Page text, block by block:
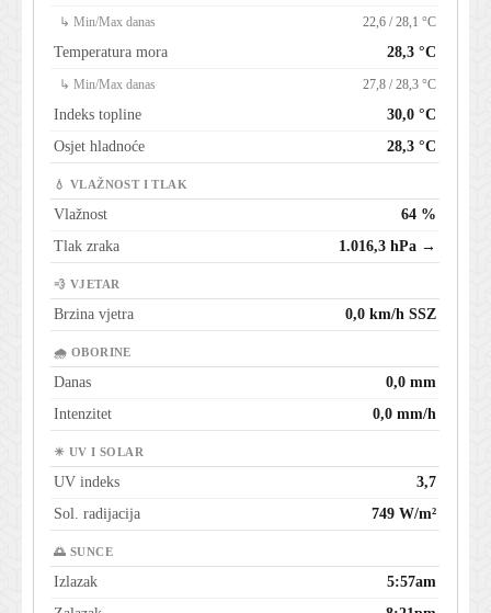
↳ Min/Max danas 22,6 / 28,1 °C
Temperatura mora 28,3 °C
↳ Min/Max danas 27,8 / 28,3 °C
Indeks topline
30,0 °C
Osjet hladnoće
28,3 °C
💧 VLAŽNOST I TLAK
Vlažnost
64 %
Tlak zraka
1.016,3 hPa →
💨 VJETAR
Brzina vjetra 0,0 km/h SSZ
🌧 OBORINE
Danas
0,0 mm
Intenzitet
0,0 mm/h
☀ UV I SOLAR
UV indeks
3,7
Sol. radijacija
749 W/m²
🌅 SUNCE
Izlazak
5:57am